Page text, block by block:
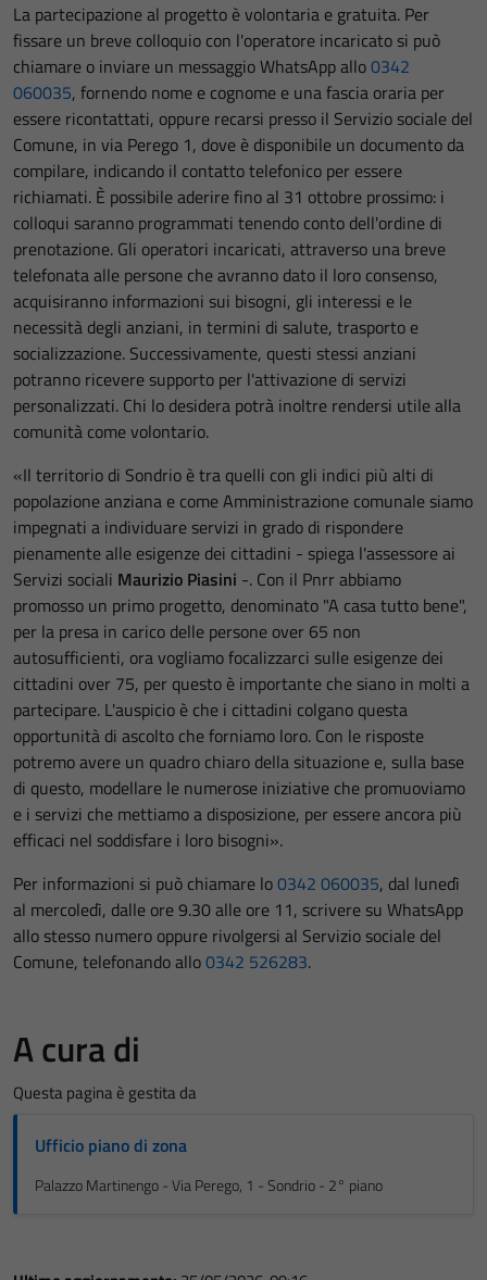
La partecipazione al progetto è volontaria e gratuita. Per
fissare un breve colloquio con l'operatore incaricato si può
chiamare o inviare un messaggio WhatsApp allo0342
060035, fornendo nome e cognome e una fascia oraria per
essere ricontattati, oppure recarsi presso il Servizio sociale del
Comune, in via Perego 1, dove è disponibile un documento da
compilare, indicando il contatto telefonico per essere
richiamati. È possibile aderire fino al 31 ottobre prossimo: i
colloqui saranno programmati tenendo conto dell'ordine di
prenotazione. Gli operatori incaricati, attraverso una breve
telefonata alle persone che avranno dato il loro consenso,
acquisiranno informazioni sui bisogni, gli interessi e le
necessità degli anziani, in termini di salute, trasporto e
socializzazione. Successivamente, questi stessi anziani
potranno ricevere supporto per l'attivazione di servizi
personalizzati. Chi lo desidera potrà inoltre rendersi utile alla
comunità come volontario.
«Il territorio di Sondrio è tra quelli con gli indici più alti di
popolazione anziana e come Amministrazione comunale siamo
impegnati a individuare servizi in grado di rispondere
pienamente alle esigenze dei cittadini - spiega l'assessore ai
Servizi sociali Maurizio Piasini -. Con il Pnrr abbiamo
promosso un primo progetto, denominato "A casa tutto bene",
per la presa in carico delle persone over 65 non
autosufficienti, ora vogliamo focalizzarci sulle esigenze dei
cittadini over 75, per questo è importante che siano in molti a
partecipare. L'auspicio è che i cittadini colgano questa
opportunità di ascolto che forniamo loro. Con le risposte
potremo avere un quadro chiaro della situazione e, sulla base
di questo, modellare le numerose iniziative che promuoviamo
e i servizi che mettiamo a disposizione, per essere ancora più
efficaci nel soddisfare i loro bisogni».
Per informazioni si può chiamare lo0342 060035, dal lunedì
al mercoledì, dalle ore 9.30 alle ore 11, scrivere su WhatsApp
allo stesso numero oppure rivolgersi al Servizio sociale del
Comune, telefonando allo0342 526283.
A cura di
Questa pagina è gestita da
Ufficio piano di zona
Palazzo Martinengo - Via Perego, 1 - Sondrio - 2° piano